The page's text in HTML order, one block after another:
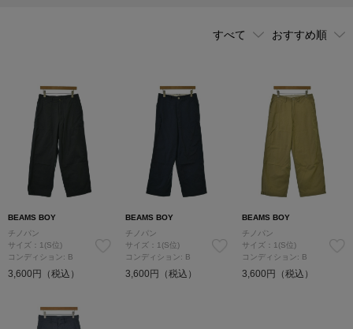
BEAMS BOY
チノパン
サイズ：1(S位)
コンディション: B
3,600円（税込）
BEAMS BOY
チノパン
サイズ：1(S位)
コンディション: B
3,600円（税込）
BEAMS BOY
チノパン
サイズ：1(S位)
コンディション: B
3,600円（税込）